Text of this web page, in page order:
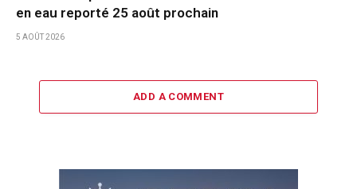
en eau reporté 25 août prochain
5 AOÛT 2026
ADD A COMMENT